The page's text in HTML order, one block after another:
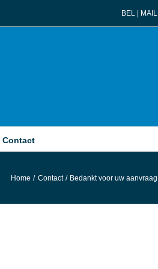
BEL MAIL
Contact
Home Contact Bedankt voor uw aanvraag